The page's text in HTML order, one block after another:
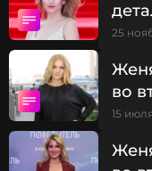
25
во
пол
15